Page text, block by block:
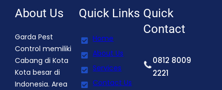
About Us
Garda Pest
Control memiliki
Cabang di Kota
Kota besar di
Indonesia. Area
Quick Links
Home
About Us
Services
Contact Us
Quick
Contact
0812 8009
2221